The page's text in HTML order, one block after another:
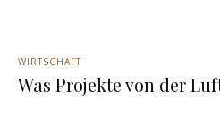
WIRTSCHAFT
Was Projekte von der